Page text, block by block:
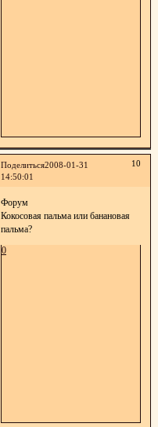
Поделиться 10
2008-01-31
14:50:01
Форум
Кокосовая пальма или банановая
пальма?
0